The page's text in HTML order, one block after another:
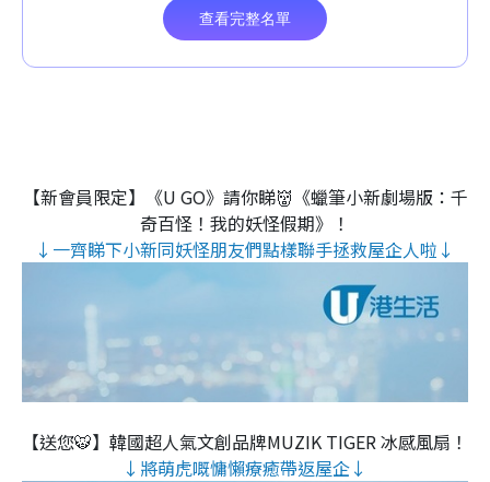
【新會員限定】《U GO》請你睇👹《蠟筆小新劇場版：千
奇百怪！我的妖怪假期》！
↓一齊睇下小新同妖怪朋友們點樣聯手拯救屋企人啦↓
【送您🐯】韓國超人氣文創品牌MUZIK TIGER 冰感風扇！
↓將萌虎嘅慵懶療癒帶返屋企↓